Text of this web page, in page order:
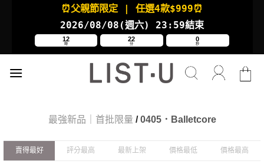
⏰父親節限定 | 任選4款$999⏰
2026/08/08(週六) 23:59結束
12
時
22
分
0
秒
最強新品｜首批限量 /0405．Balletcore
賣得最好 評分最高 最新上架 價格最低 價格最高